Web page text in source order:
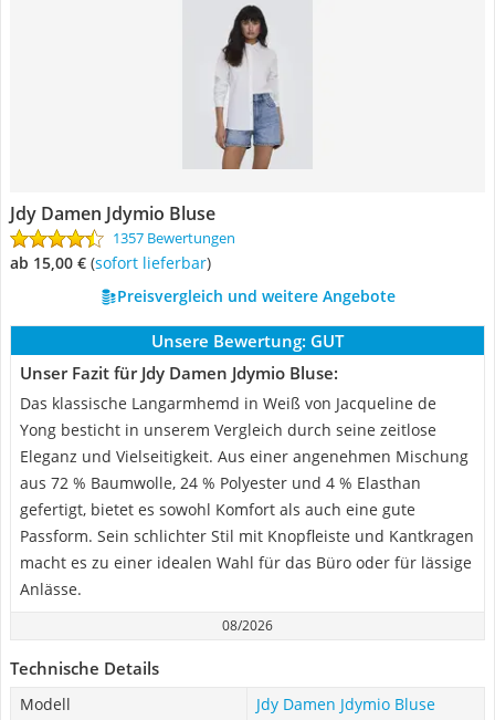
Jdy Damen Jdymio Bluse
1357 Bewertungen
ab 15,00 € ( Sofort lieferbar)
Preisvergleich und weitere Angebote
Unsere Bewertung: GUT
Unser Fazit für Jdy Damen Jdymio Bluse:
Das klassische Langarmhemd in Weiß von Jacqueline de
Yong besticht in unserem Vergleich durch seine zeitlose
Eleganz und Vielseitigkeit. Aus einer angenehmen Mischung
aus 72 % Baumwolle, 24 % Polyester und 4 % Elasthan
gefertigt, bietet es sowohl Komfort als auch eine gute
Passform. Sein schlichter Stil mit Knopfleiste und Kantkragen
macht es zu einer idealen Wahl für das Büro oder für lässige
Anlässe.
08/2026
Technische Details
Modell
Jdy Damen Jdymio Bluse